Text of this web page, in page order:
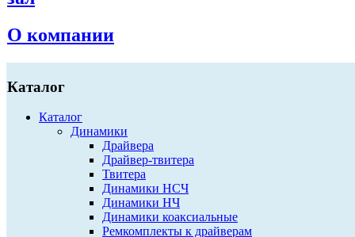
О компании
Каталог
Каталог
Динамики
Драйвера
Драйвер-твитера
Твитера
Динамики НСЧ
Динамики НЧ
Динамики коаксиальные
Ремкомплекты к драйверам